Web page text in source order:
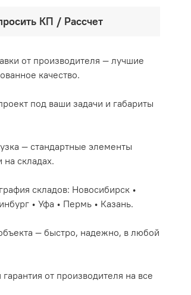
КП / Рассчет
от производителя — лучшие
качество.
под ваши задачи и габариты
— стандартные элементы
на складах.
складов: Новосибирск •
• Уфа • Пермь • Казань.
— быстро, надежно, в любой
от производителя на все